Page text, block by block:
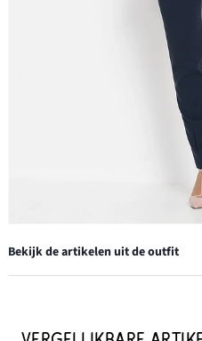
Bekijk de artikelen uit de outfit